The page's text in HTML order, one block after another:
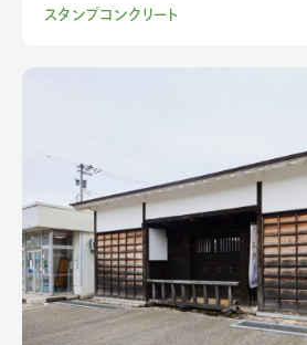
スタンプコンクリート